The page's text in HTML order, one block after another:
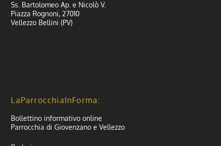
Ss. Bartolomeo Ap. e Nicolò V.
Piazza Rognoni, 27010
Vellezzo Bellini (PV)
LaParrocchiaInForma:
Bollettino informativo online
Parrocchia di Giovenzano e Vellezzo